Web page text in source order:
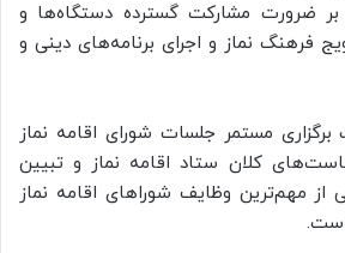
بر ضرورت مشارکت گسترده دستگاه‌ها و
فرهنگ نماز و اجرای برنامه‌های دینی و
مستمر جلسات شورای اقامه نماز
کلان ستاد اقامه نماز و تبیین
از مهم‌ترین وظایف شوراهای اقامه نماز
.